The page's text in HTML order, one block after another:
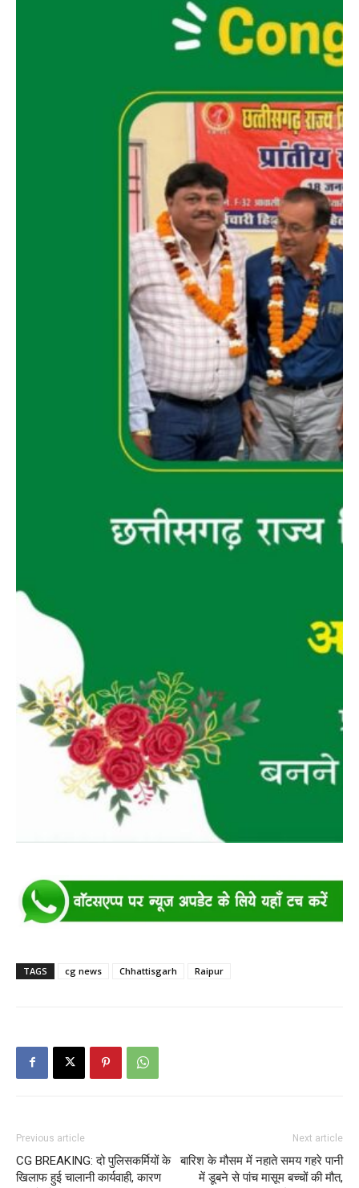
TAGS cg news Chhattisgarh Raipur
Previous article
CG BREAKING: दो पुलिसकर्मियों के
खिलाफ हुई चालानी कार्यवाही, कारण
Next article
बारिश के मौसम में नहाते समय गहरे पानी
में डूबने से पांच मासूम बच्चों की मौत,